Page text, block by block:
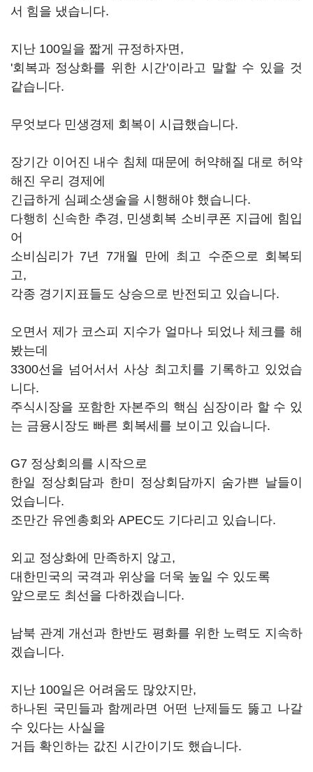
서 힘을 냈습니다.
지난 100일을 짧게 규정하자면,
'회복과 정상화를 위한 시간'이라고 말할 수 있을 것
같습니다.
무엇보다 민생경제 회복이 시급했습니다.
장기간 이어진 내수 침체 때문에 허약해질 대로 허약
해진 우리 경제에
긴급하게 심폐소생술을 시행해야 했습니다.
다행히 신속한 추경, 민생회복 소비쿠폰 지급에 힘입
어
소비심리가 7년 7개월 만에 최고 수준으로 회복되
고,
각종 경기지표들도 상승으로 반전되고 있습니다.
오면서 제가 코스피 지수가 얼마나 되었나 체크를 해
봤는데
3300선을 넘어서서 사상 최고치를 기록하고 있었습
니다.
주식시장을 포함한 자본주의 핵심 심장이라 할 수 있
는 금융시장도 빠른 회복세를 보이고 있습니다.
G7 정상회의를 시작으로
한일 정상회담과 한미 정상회담까지 숨가쁜 날들이
었습니다.
조만간 유엔총회와 APEC도 기다리고 있습니다.
외교 정상화에 만족하지 않고,
대한민국의 국격과 위상을 더욱 높일 수 있도록
앞으로도 최선을 다하겠습니다.
남북 관계 개선과 한반도 평화를 위한 노력도 지속하
겠습니다.
지난 100일은 어려움도 많았지만,
하나된 국민들과 함께라면 어떤 난제들도 뚫고 나갈
수 있다는 사실을
거듭 확인하는 값진 시간이기도 했습니다.